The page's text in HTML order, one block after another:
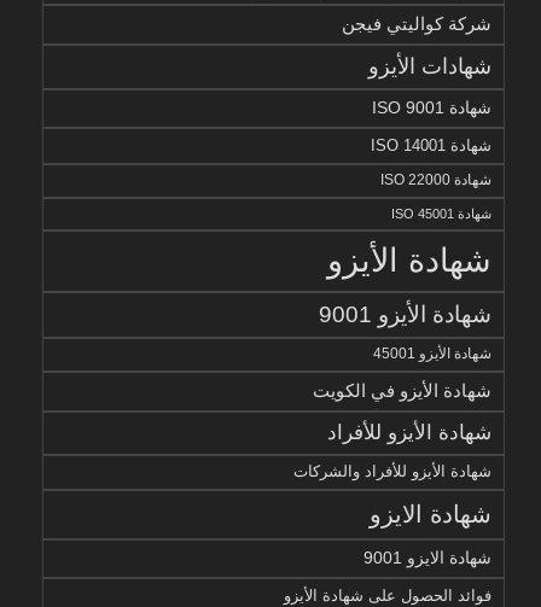
شركة كواليتي فيجن
شهادات الأيزو
شهادة ISO 9001
شهادة ISO 14001
شهادة ISO 22000
شهادة ISO 45001
شهادة الأيزو
شهادة الأيزو 9001
شهادة الأيزو 45001
شهادة الأيزو في الكويت
شهادة الأيزو للأفراد
شهادة الأيزو للأفراد والشركات
شهادة الايزو
شهادة الايزو 9001
فوائد الحصول على شهادة الأيزو